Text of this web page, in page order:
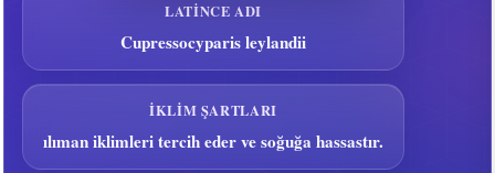
LATINCE ADI
Cupressocyparis leylandii
İKLIM ŞARTLARI
ılıman iklimleri tercih eder ve soğuğa hassastır.